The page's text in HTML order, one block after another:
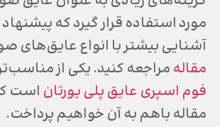
مورد استفاده قرار گیرد که
آشنایی بیشتر با انواع عایق‌های
مقالهمراجعه کنید. یکی از
فوم اسپری عایق پلی یورتان است
مقاله باهم به آن خواهیم پرداخت.